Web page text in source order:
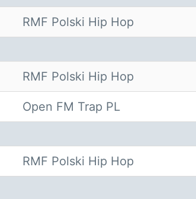
RMF Polski Hip Hop
RMF Polski Hip Hop
Open FM Trap PL
RMF Polski Hip Hop